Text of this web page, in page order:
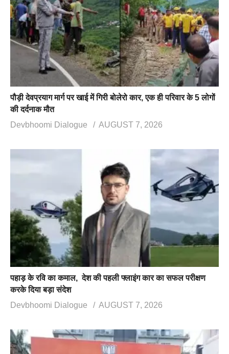
पौड़ी देवप्रयाग मार्ग पर खाई में गिरी बोलेरो कार, एक ही परिवार के 5 लोगों
की दर्दनाक मौत
Devbhoomi Dialogue
AUGUST 7, 2026
पहाड़ के रवि का कमाल, देश की पहली फ्लाइंग कार का सफल परीक्षण
करके दिया बड़ा संदेश
Devbhoomi Dialogue
AUGUST 7, 2026